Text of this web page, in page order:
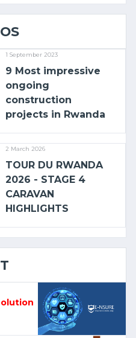
1 September 2023
9 Most impressive
ongoing
construction
projects in Rwanda
2 March 2026
TOUR DU RWANDA
2026 - STAGE 4
CARAVAN
HIGHLIGHTS